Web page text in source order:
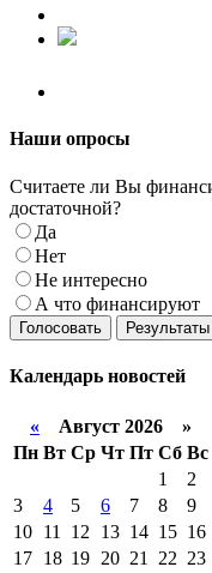
Наши опросы
Считаете ли Вы
достаточной?
Да
Нет
Не интересно
А что финансируют
Голосовать Результаты
Календарь новостей
« Август 2026 »
Пн Вт Ср Чт Пт Сб Вс
1
2
3
4 5 6 7 8
9
10 11 12 13 14 15 16
17 18 19 20 21 22 23